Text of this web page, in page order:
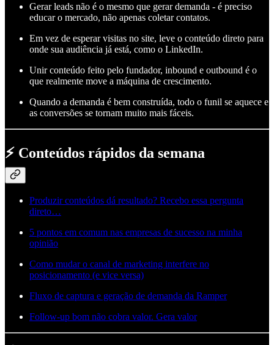
Gerar leads não é o mesmo que gerar demanda - é preciso
educar o mercado, não apenas coletar contatos.
Em vez de esperar visitas no site, leve o conteúdo direto para
onde sua audiência já está, como o LinkedIn.
Unir conteúdo feito pelo fundador, inbound e outbound é o
que realmente move a máquina de crescimento.
Quando a demanda é bem construída, todo o funil se aquece e
as conversões se tornam muito mais fáceis.
⚡ Conteúdos rápidos da semana
Produzir conteúdos dá resultado? Recebo essa pergunta
direto…
5 pontos em comum nas empresas de sucesso na minha
opinião
Como mudar o canal de marketing interfere no
posicionamento (e vice versa)
Fluxo de captura e geração de demanda da Ramper
Follow-up bom não cobra valor. Gera valor